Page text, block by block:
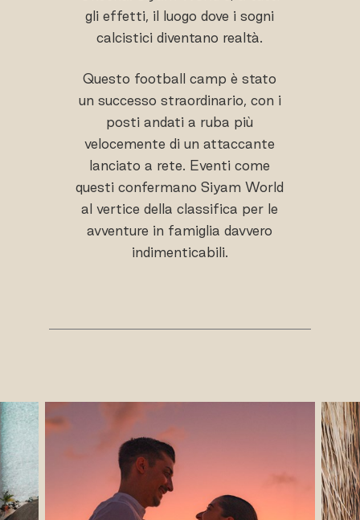
gli effetti, il luogo dove i sogni
calcistici diventano realtà.
Questo football camp è stato
un successo straordinario, con i
posti andati a ruba più
velocemente di un attaccante
lanciato a rete. Eventi come
questi confermano Siyam World
al vertice della classifica per le
avventure in famiglia davvero
indimenticabili.